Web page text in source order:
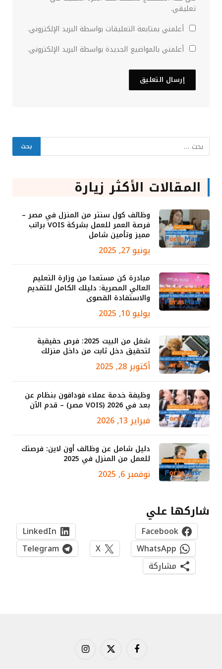
تعليقي.
أعلمني بمتابعة التعليقات بواسطة البريد الإلكتروني.
أعلمني بالمواضيع الجديدة بواسطة البريد الإلكتروني.
المقالات الأكثر زيارة
وظائف كول سنتر من المنزل في مصر –
فرصة العمر للعمل بشركة VOIS براتب
مميز وتأمين شامل
يونيو 27, 2025
مبادرة كن مستعدا من وزارة التعليم
العالي المصرية: دليلك الكامل للتقديم
والاستفادة القصوى
يوليو 10, 2025
شغل من البيت 2025: فرص حقيقية
لتحقيق دخل ثابت من داخل منزلك
أكتوبر 28, 2025
وظيفة خدمة عملاء فودافون بنظام عن
بعد في 2026 (VOIS مصر) – قدم الآن
فبراير 13, 2026
دليل شامل عن وظائف أون لاين: فرصتك
للعمل من المنزل في 2025
نوفمبر 6, 2025
شاركها علي
Facebook
LinkedIn
WhatsApp
X
Telegram
مشاركة
فيسبوك X الانستغرام